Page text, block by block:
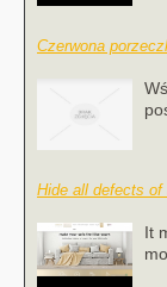
Czerwona
Hide all defects of
It